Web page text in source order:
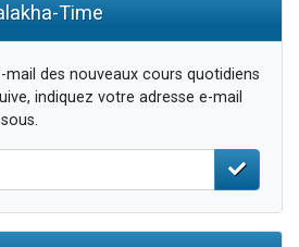
Time
mail des nouveaux cours quotidiens
indiquez votre adresse e-mail